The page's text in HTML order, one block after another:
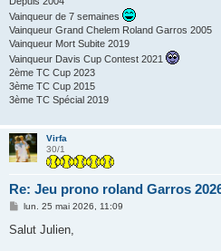
Vainqueur de 7 semaines
Vainqueur Grand Chelem Roland Garros 2005
Vainqueur Mort Subite 2019
Vainqueur Davis Cup Contest 2021
2ème TC Cup 2023
3ème TC Cup 2015
3ème TC Spécial 2019
Virfa
30/1
Re: Jeu prono roland Garros
M
s
lun. 25 mai 2026, 11:09
Salut Julien,